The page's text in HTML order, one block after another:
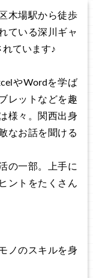
木場駅から徒歩
ている深川ギャ
ています♪
やWordを学ば
レットなどを趣
様々。関西出身
なお話を聞ける
の一部。上手に
ントをたくさん
ノのスキルを身